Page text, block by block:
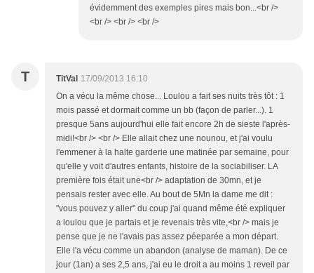
évidemment des exemples pires mais bon...<br />
<br /> <br /> <br />
T TitVal 17/09/2013 16:10
On a vécu la même chose... Loulou a fait ses nuits très tôt : 1
mois passé et dormait comme un bb (façon de parler...). 1
presque 5ans aujourd'hui elle fait encore 2h de sieste l'après-
midi!<br /> <br /> Elle allait chez une nounou, et j'ai voulu
l'emmener à la halte garderie une matinée par semaine, pour
qu'elle y voit d'autres enfants, histoire de la sociabiliser. LA
première fois était une<br /> adaptation de 30mn, et je
pensais rester avec elle. Au bout de 5Mn la dame me dit :
"vous pouvez y aller" du coup j'ai quand même été expliquer
a loulou que je partais et je revenais très vite,<br /> mais je
pense que je ne l'avais pas assez péeparée a mon départ.
Elle l'a vécu comme un abandon (analyse de maman). De ce
jour (1an) a ses 2,5 ans, j'ai eu le droit a au moins 1 reveil par